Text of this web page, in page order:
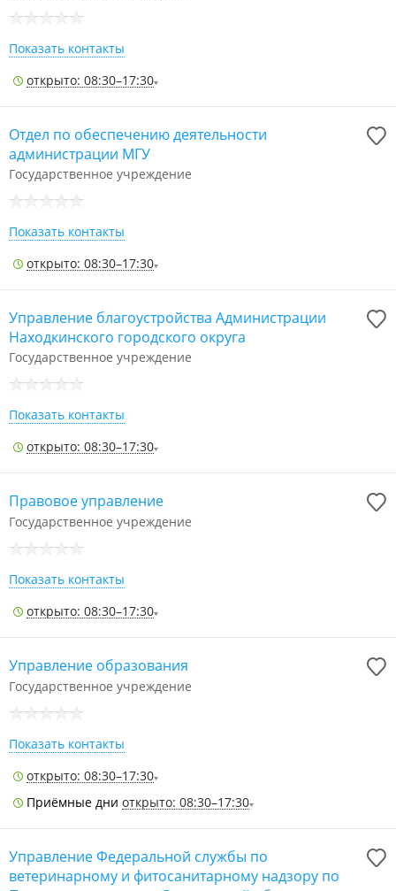
Показать контакты
открыто: 08:30–17:30
Отдел по обеспечению деятельности
администрации МГУ
Государственное учреждение
Показать контакты
открыто: 08:30–17:30
Управление благоустройства Администрации
Находкинского городского округа
Государственное учреждение
Показать контакты
открыто: 08:30–17:30
Правовое управление
Государственное учреждение
Показать контакты
открыто: 08:30–17:30
Управление образования
Государственное учреждение
Показать контакты
открыто: 08:30–17:30
Приёмные дни открыто: 08:30–17:30
Управление Федеральной службы по
ветеринарному и фитосанитарному надзору по